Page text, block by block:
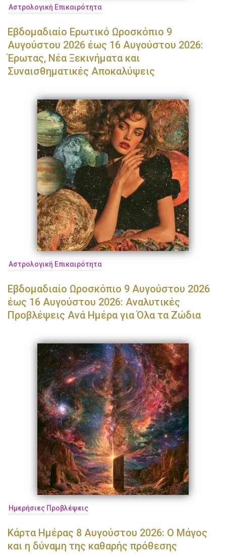
Αστρολογική Επικαιρότητα
Εβδομαδιαίο Ερωτικό Ωροσκόπιο 9
Αυγούστου 2026 έως 16 Αυγούστου 2026:
Έρωτας, Νέα Ξεκινήματα και
Συναισθηματικές Αποκαλύψεις
Αστρολογική Επικαιρότητα
Εβδομαδιαίο Ωροσκόπιο 9 Αυγούστου 2026
έως 16 Αυγούστου 2026: Αναλυτικές
Προβλέψεις Ανά Ημέρα για Όλα τα Ζώδια
Ημερήσιες Προβλέψεις
Κάρτα Ημέρας 8 Αυγούστου 2026: Ο Μάγος
και η δύναμη της καθαρής πρόθεσης